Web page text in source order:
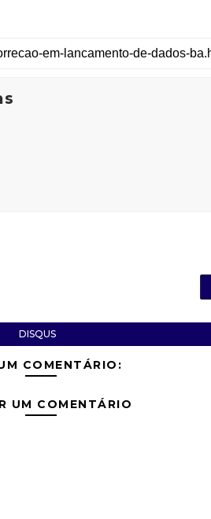
DISQUS
COMENTÁRIO:
UM COMENTÁRIO